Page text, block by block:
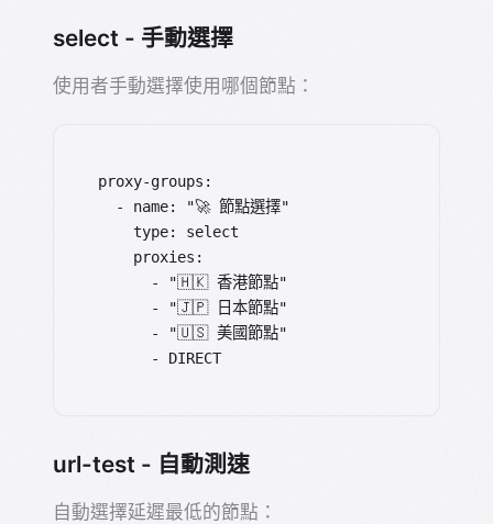
select - 手動選擇
使用者手動選擇使用哪個節點：
proxy-groups:
  - name: "🚀 節點選擇"
    type: select
    proxies:
      - "🇭🇰 香港節點"
      - "🇯🇵 日本節點"
      - "🇺🇸 美國節點"
      - DIRECT
url-test - 自動測速
自動選擇延遲最低的節點：